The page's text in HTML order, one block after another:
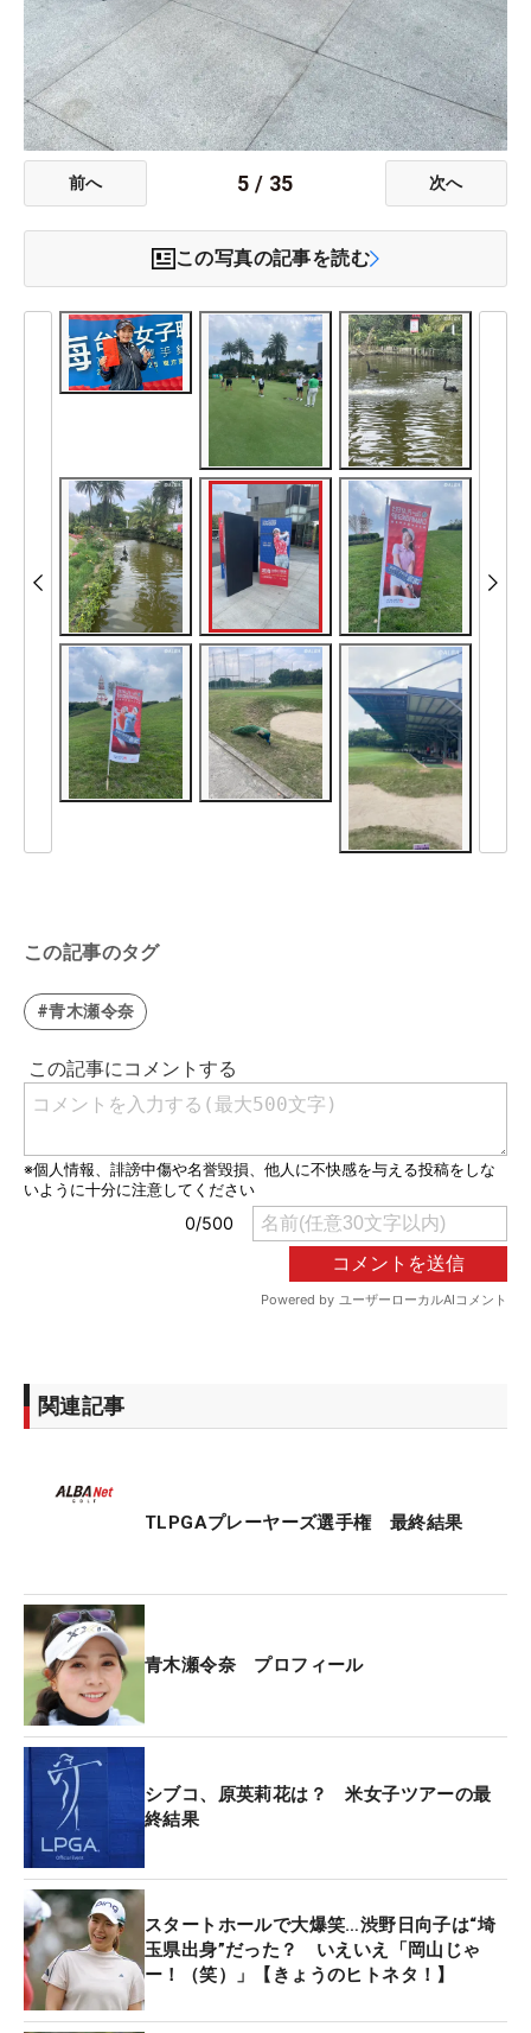
前へ 5 / 35 次へ
この写真の記事を読む
この記事のタグ
#青木瀬令奈
関連記事
TLPGAプレーヤーズ選手権 最終結果
青木瀬令奈 プロフィール
シブコ、原英莉花は？ 米女子ツアーの最
終結果
スタートホールで大爆笑…渋野日向子は“埼
玉県出身”だった？ いえいえ「岡山じゃ
ー！（笑）」【きょうのヒトネタ！】